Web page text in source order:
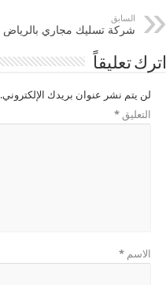
السابق
شركة تسليك مجاري بالرياض
اترك تعليقاً
لن يتم نشر عنوان بريدك الإلكتروني.
التعليق*
الاسم*